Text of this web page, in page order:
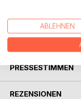
PRESSESTIMMEN
REZENSIONEN
ABLEHNEN